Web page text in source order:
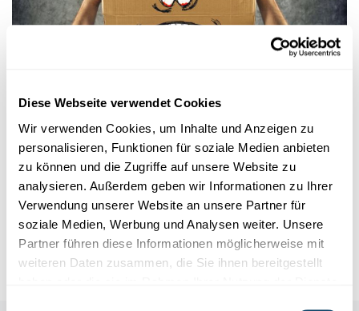
Diese Webseite verwendet Cookies
Wir verwenden Cookies, um Inhalte und Anzeigen zu
personalisieren, Funktionen für soziale Medien anbieten
zu können und die Zugriffe auf unsere Website zu
analysieren. Außerdem geben wir Informationen zu Ihrer
Verwendung unserer Website an unsere Partner für
soziale Medien, Werbung und Analysen weiter. Unsere
Partner führen diese Informationen möglicherweise mit
weiteren Daten zusammen, die Sie ihnen bereitgestellt
OH JËSSESS /BUUUHHH!
Firwat si munch Mënsche méi fäertereg wéi
anerer?
Wann op Halloween op eemol eng grujeleg Gestallt ëm den
Eck geschlach kënnt, da kann ee sech emol e bëssen erféieren.
Mu...